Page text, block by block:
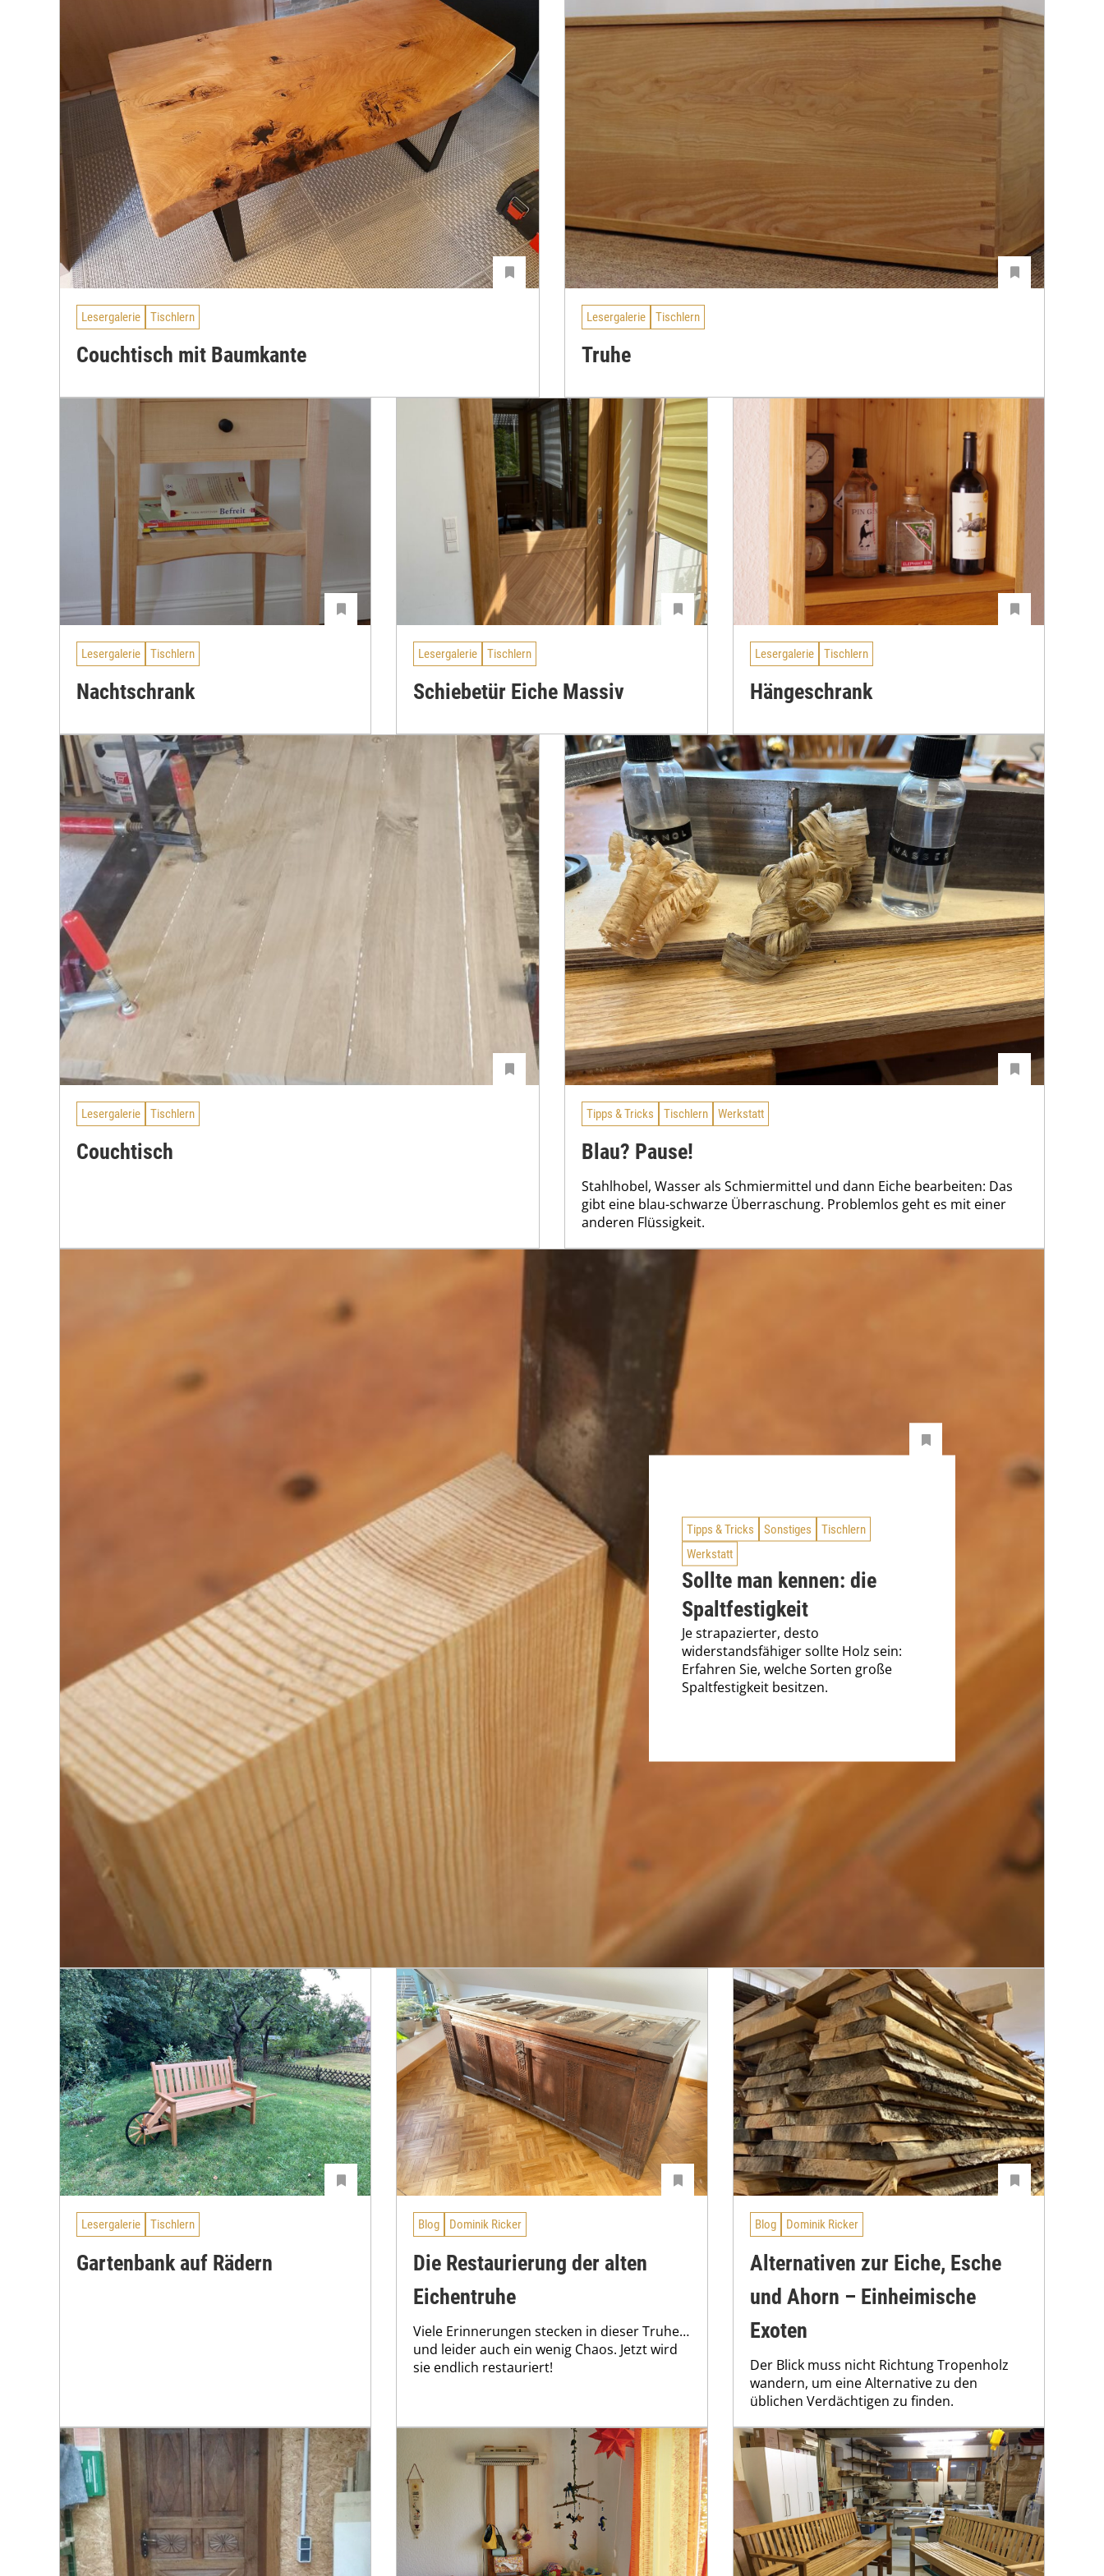
Lesergalerie Tischlern
Couchtisch mit Baumkante
Lesergalerie Tischlern
Truhe
Lesergalerie Tischlern
Nachtschrank
Lesergalerie Tischlern
Schiebetür Eiche Massiv
Lesergalerie Tischlern
Hängeschrank
Lesergalerie Tischlern
Couchtisch
Tipps & Tricks Tischlern Werkstatt
Blau? Pause!
Stahlhobel, Wasser als Schmiermittel und dann Eiche bearbeiten: Das
gibt eine blau-schwarze Überraschung. Problemlos geht es mit einer
anderen Flüssigkeit.
Tipps & Tricks Sonstiges
Tischlern
Werkstatt
Sollte man kennen: die
Spaltfestigkeit
Je strapazierter, desto
widerstandsfähiger sollte Holz sein:
Erfahren Sie, welche Sorten große
Spaltfestigkeit besitzen.
Lesergalerie Tischlern
Gartenbank auf Rädern
Blog Dominik Ricker
Die Restaurierung der alten
Eichentruhe
Viele Erinnerungen stecken in dieser Truhe…
und leider auch ein wenig Chaos. Jetzt wird
sie endlich restauriert!
Blog Dominik Ricker
Alternativen zur Eiche, Esche
und Ahorn – Einheimische
Exoten
Der Blick muss nicht Richtung Tropenholz
wandern, um eine Alternative zu den
üblichen Verdächtigen zu finden.